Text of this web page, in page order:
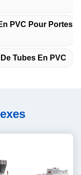
PVC Pour Portes
Tubes En PVC